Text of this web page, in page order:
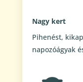
Nagy kert
Pihenést,
napozóágyak